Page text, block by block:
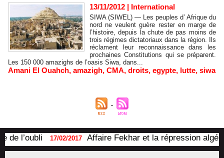
13/11/2012 | International
SIWA (SIWEL) — Les peuples d’ Afrique du
nord ne veulent guère rester en marge de
l’histoire, depuis la chute de pas moins de
trois régimes dictatoriaux dans la région. Ils
réclament leur reconnaissance dans les
prochaines Constitutions qui se préparent.
Les 150 000 amazighs de l’oasis Siwa, dans...
Amani El Ouahch, amazigh, CMA, droits, egypte, lutte, siwa
de l’oubli 17/02/2017 Affaire Fekhar et la répression